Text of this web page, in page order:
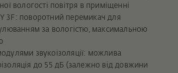
вологості повітря в приміщенні
3F: поворотний перемикач для
за вологістю, максимальною
звукоізоляції: можлива
до 55 дБ (залежно від довжини